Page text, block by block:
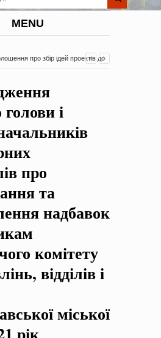
MENU
про збір ідей проектів до
роки Оголошення про збір ідей
і
про
та
надбавок
комітету
відділів і
міської